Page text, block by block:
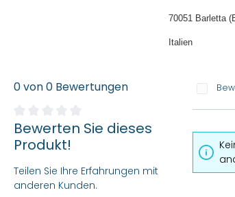
70051 Barletta
Italien
0 von 0 Bewertungen
Durchschnittliche Bewertung von 0 von 5
Bewerten Sie dieses
Produkt!
Teilen Sie Ihre Erfahrungen mit
anderen Kunden.